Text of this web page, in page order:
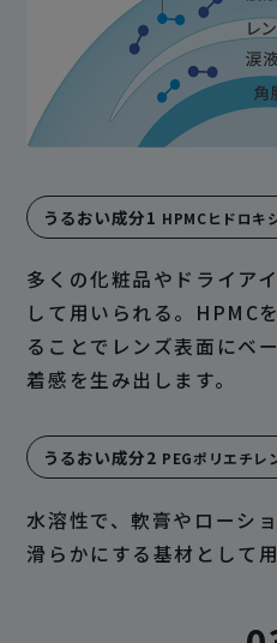
うるおい成分1 HPMCヒドロキ
多くの化粧品やドライア
して用いられる。HPMC
ることでレンズ表面にベ
着感を生み出します。
うるおい成分2 PEGポリエチレ
水溶性で、軟膏やローシ
滑らかにする基材として用